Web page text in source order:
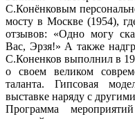
С.Конёнковым
мосту в Москве (1954),
отзывов: «Одно могу
Вас, Эрзя!» А также
С.Коненков выполнил в
о своем великом
таланта. Гипсовая
выставке наряду с
Программа